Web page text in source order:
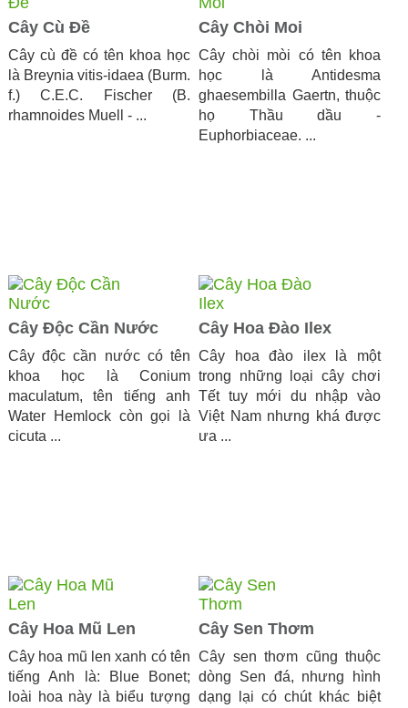
Cây Cù Đề
Cây cù đề có tên khoa học
là Breynia vitis-idaea (Burm.
f.) C.E.C. Fischer (B.
rhamnoides Muell - ...
Cây Chòi Moi
​Cây chòi mòi có tên khoa
học là Antidesma
ghaesembilla Gaertn, thuộc
họ Thầu dầu -
Euphorbiaceae. ...
Cây Độc Cần Nước
Cây độc cần nước có tên
khoa học là Conium
maculatum, tên tiếng anh
Water Hemlock còn gọi là
cicuta ...
Cây Hoa Đào Ilex
Cây hoa đào ilex là một
trong những loại cây chơi
Tết tuy mới du nhập vào
Việt Nam nhưng khá được
ưa ...
Cây Hoa Mũ Len
Cây hoa mũ len xanh có tên
tiếng Anh là: Blue Bonet;
loài hoa này là biểu tượng
Cây Sen Thơm
Cây sen thơm cũng thuộc
dòng Sen đá, nhưng hình
dạng lại có chút khác biệt